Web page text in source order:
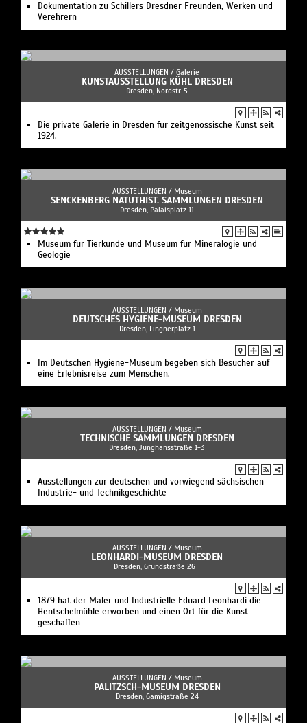
Dokumentation zu Schillers Dresdner Freunden, Werken und
Verehrern
AUSSTELLUNGEN / Galerie
KUNSTAUSSTELLUNG KÜHL DRESDEN
Dresden, Nordstr. 5
Die private Galerie in Dresden für zeitgenössische Kunst seit
1924.
AUSSTELLUNGEN / Museum
SENCKENBERG NATUTHIST. SAMMLUNGEN DRESDEN
Dresden, Palaisplatz 11
Museum für Tierkunde und Museum für Mineralogie und
Geologie
AUSSTELLUNGEN / Museum
DEUTSCHES HYGIENE-MUSEUM DRESDEN
Dresden, Lingnerplatz 1
Im Deutschen Hygiene-Museum begeben sich Besucher auf
eine Erlebnisreise zum Menschen.
AUSSTELLUNGEN / Museum
TECHNISCHE SAMMLUNGEN DRESDEN
Dresden, Junghansstraße 1-3
Ausstellungen zur deutschen und vorwiegend sächsischen
Industrie- und Technikgeschichte
AUSSTELLUNGEN / Museum
LEONHARDI-MUSEUM DRESDEN
Dresden, Grundstraße 26
1879 hat der Maler und Industrielle Eduard Leonhardi die
Hentschelmühle erworben und einen Ort für die Kunst
geschaffen
AUSSTELLUNGEN / Museum
PALITZSCH-MUSEUM DRESDEN
Dresden, Gamigstraße 24